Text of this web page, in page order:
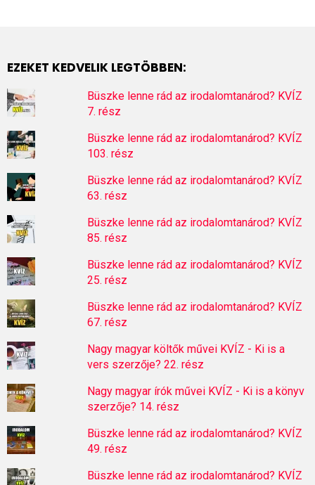
EZEKET KEDVELIK LEGTÖBBEN:
Büszke lenne rád az irodalomtanárod? KVÍZ
7. rész
Büszke lenne rád az irodalomtanárod? KVÍZ
103. rész
Büszke lenne rád az irodalomtanárod? KVÍZ
63. rész
Büszke lenne rád az irodalomtanárod? KVÍZ
85. rész
Büszke lenne rád az irodalomtanárod? KVÍZ
25. rész
Büszke lenne rád az irodalomtanárod? KVÍZ
67. rész
Nagy magyar költők művei KVÍZ - Ki is a
vers szerzője? 22. rész
Nagy magyar írók művei KVÍZ - Ki is a könyv
szerzője? 14. rész
Büszke lenne rád az irodalomtanárod? KVÍZ
49. rész
Büszke lenne rád az irodalomtanárod? KVÍZ